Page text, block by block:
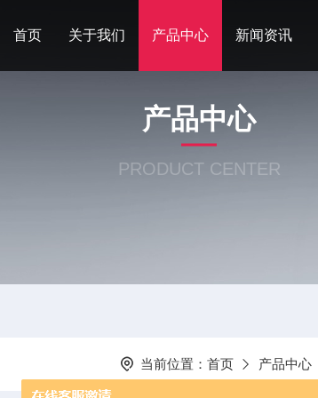
首页 关于我们 产品中心 新闻资讯
产品中心
PRODUCT CENTER
当前位置： 首页 产品中心